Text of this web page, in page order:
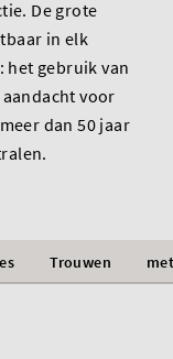
De grote
in elk
het gebruik van
voor
dan 50 jaar
Trouwen